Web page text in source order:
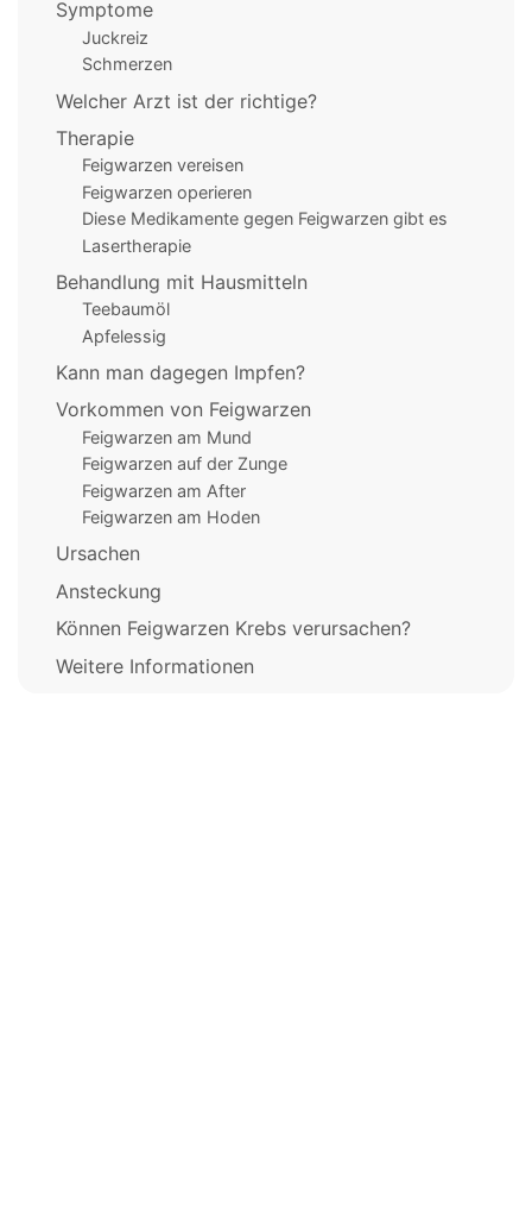
Symptome
Juckreiz
Schmerzen
Welcher Arzt ist der richtige?
Therapie
Feigwarzen vereisen
Feigwarzen operieren
Diese Medikamente gegen Feigwarzen gibt es
Lasertherapie
Behandlung mit Hausmitteln
Teebaumöl
Apfelessig
Kann man dagegen Impfen?
Vorkommen von Feigwarzen
Feigwarzen am Mund
Feigwarzen auf der Zunge
Feigwarzen am After
Feigwarzen am Hoden
Ursachen
Ansteckung
Können Feigwarzen Krebs verursachen?
Weitere Informationen